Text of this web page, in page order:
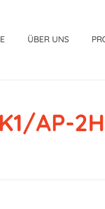
ÜBER UNS
AP-2H